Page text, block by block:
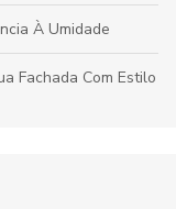
À Umidade
Fachada Com Estilo